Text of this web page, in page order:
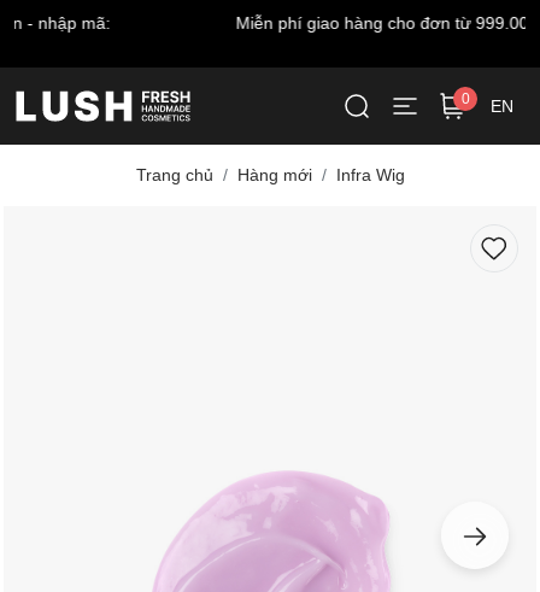
Miễn phí giao hàng cho đơn từ 999.000 VNĐ*
0 EN
Trang chủ Hàng mới Infra Wig